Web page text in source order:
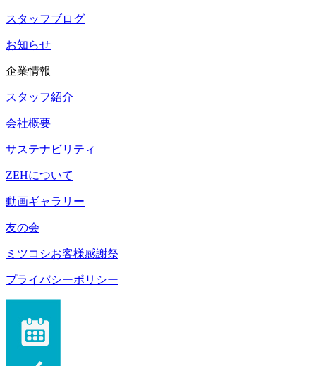
スタッフブログ
お知らせ
企業情報
スタッフ紹介
会社概要
サステナビリティ
ZEHについて
動画ギャラリー
友の会
ミツコシお客様感謝祭
プライバシーポリシー